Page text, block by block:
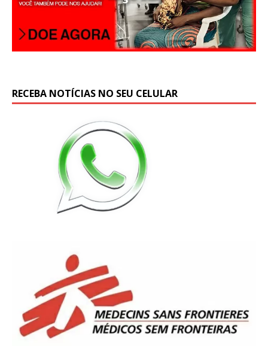
RECEBA NOTÍCIAS NO SEU CELULAR